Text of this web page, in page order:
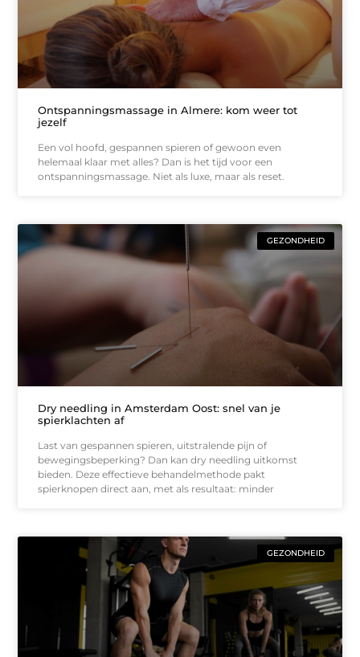
Ontspanningsmassage in Almere: kom weer tot
jezelf
Een vol hoofd, gespannen spieren of gewoon even
helemaal klaar met alles? Dan is het tijd voor een
ontspanningsmassage. Niet als luxe, maar als reset.
GEZONDHEID
Dry needling in Amsterdam Oost: snel van je
spierklachten af
Last van gespannen spieren, uitstralende pijn of
bewegingsbeperking? Dan kan dry needling uitkomst
bieden. Deze effectieve behandelmethode pakt
spierknopen direct aan, met als resultaat: minder
GEZONDHEID